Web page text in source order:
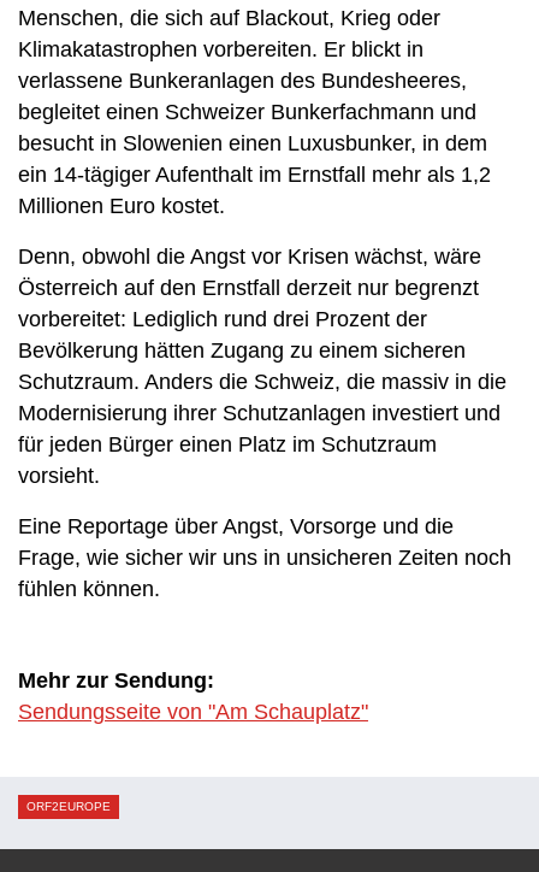
Menschen, die sich auf Blackout, Krieg oder
Klimakatastrophen vorbereiten. Er blickt in
verlassene Bunkeranlagen des Bundesheeres,
begleitet einen Schweizer Bunkerfachmann und
besucht in Slowenien einen Luxusbunker, in dem
ein 14-tägiger Aufenthalt im Ernstfall mehr als 1,2
Millionen Euro kostet.
Denn, obwohl die Angst vor Krisen wächst, wäre
Österreich auf den Ernstfall derzeit nur begrenzt
vorbereitet: Lediglich rund drei Prozent der
Bevölkerung hätten Zugang zu einem sicheren
Schutzraum. Anders die Schweiz, die massiv in die
Modernisierung ihrer Schutzanlagen investiert und
für jeden Bürger einen Platz im Schutzraum
vorsieht.
Eine Reportage über Angst, Vorsorge und die
Frage, wie sicher wir uns in unsicheren Zeiten noch
fühlen können.
Mehr zur Sendung:
Sendungsseite von "Am Schauplatz"
ORF2EUROPE